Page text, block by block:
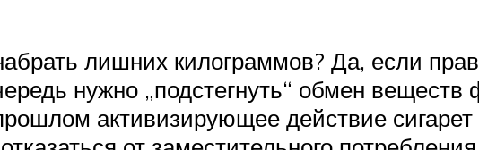
лишних килограммов? Да, если
нужно „подстегнуть“ обмен веществ
активизирующее действие